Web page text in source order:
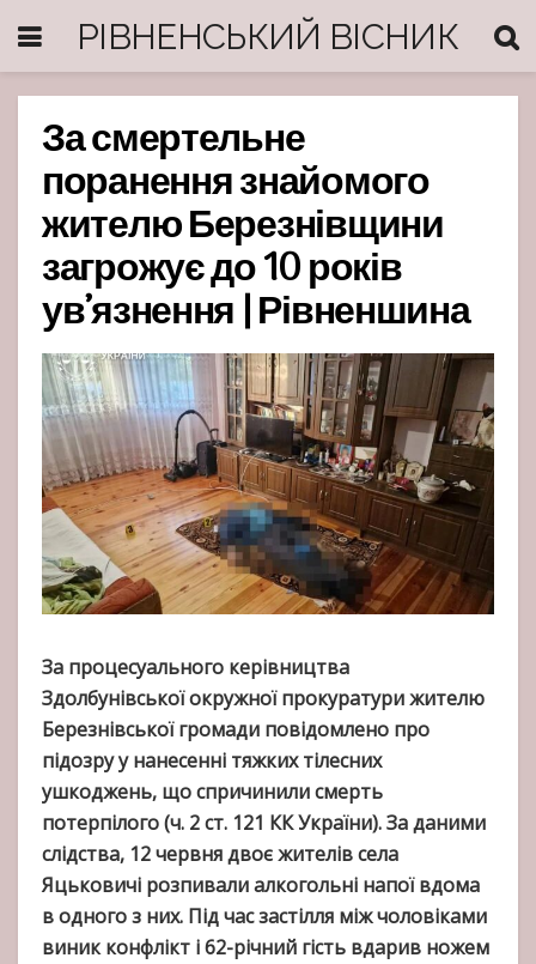
РІВНЕНСЬКИЙ ВІСНИК
За смертельне
поранення знайомого
жителю Березнівщини
загрожує до 10 років
ув’язнення | Рівненшина
За процесуального керівництва
Здолбунівської окружної прокуратури жителю
Березнівської громади повідомлено про
підозру у нанесенні тяжких тілесних
ушкоджень, що спричинили смерть
потерпілого (ч. 2 ст. 121 КК України). За даними
слідства, 12 червня двоє жителів села
Яцьковичі розпивали алкогольні напої вдома
в одного з них. Під час застілля між чоловіками
виник конфлікт і 62-річний гість вдарив ножем